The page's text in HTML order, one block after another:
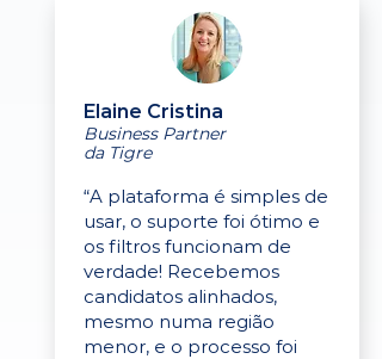
Elaine Cristina
Business Partner
da Tigre
“A plataforma é simples de
usar, o suporte foi ótimo e
os filtros funcionam de
verdade! Recebemos
candidatos alinhados,
mesmo numa região
menor, e o processo foi